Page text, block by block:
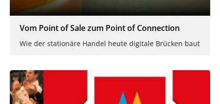
Vom Point of Sale zum Point of Connection
Wie der stationäre Handel heute digitale Brücken baut